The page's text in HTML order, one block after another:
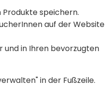
speichern.
auf der Website
und in Ihren bevorzugten
in der Fußzeile.